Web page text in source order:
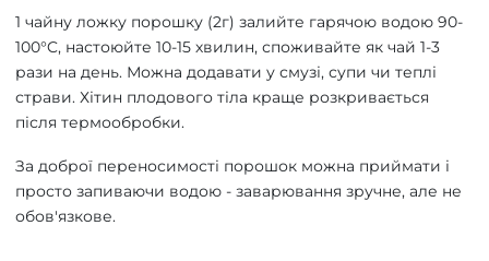
1 чайну ложку порошку (2г) залийте гарячою водою 90-
100°C, настоюйте 10-15 хвилин, споживайте як чай 1-3
рази на день. Можна додавати у смузі, супи чи теплі
страви. Хітин плодового тіла краще розкривається
після термообробки.
За доброї переносимості порошок можна приймати і
просто запиваючи водою - заварювання зручне, але не
обов'язкове.